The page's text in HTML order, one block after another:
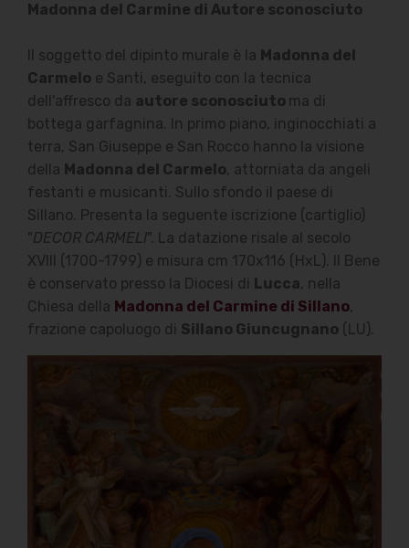
Madonna del Carmine di Autore sconosciuto
Il soggetto del dipinto murale è la Madonna del
Carmelo e Santi, eseguito con la tecnica
dell'affresco da autore sconosciuto ma di
bottega garfagnina. In primo piano, inginocchiati a
terra, San Giuseppe e San Rocco hanno la visione
della Madonna del Carmelo, attorniata da angeli
festanti e musicanti. Sullo sfondo il paese di
Sillano. Presenta la seguente iscrizione (cartiglio)
"DECOR CARMELI". La datazione risale al secolo
XVIII (1700-1799) e misura cm 170x116 (HxL). Il Bene
è conservato presso la Diocesi di Lucca, nella
Chiesa della Madonna del Carmine di Sillano,
frazione capoluogo di Sillano Giuncugnano (LU).